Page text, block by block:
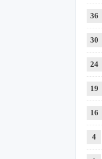
36
30
24
19
16
4